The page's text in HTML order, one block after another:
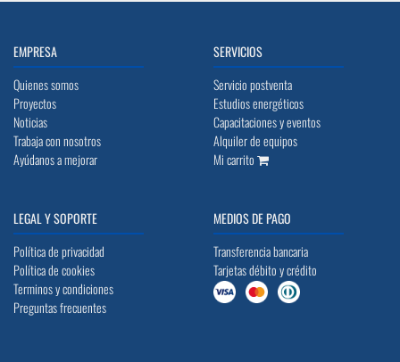
EMPRESA
Quienes somos
Proyectos
Noticias
Trabaja con nosotros
Ayúdanos a mejorar
SERVICIOS
Servicio postventa
Estudios energéticos
Capacitaciones y eventos
Alquiler de equipos
Mi carrito
LEGAL Y SOPORTE
Política de privacidad
Política de cookies
Terminos y condiciones
Preguntas frecuentes
MEDIOS DE PAGO
Transferencia bancaria
Tarjetas débito y crédito